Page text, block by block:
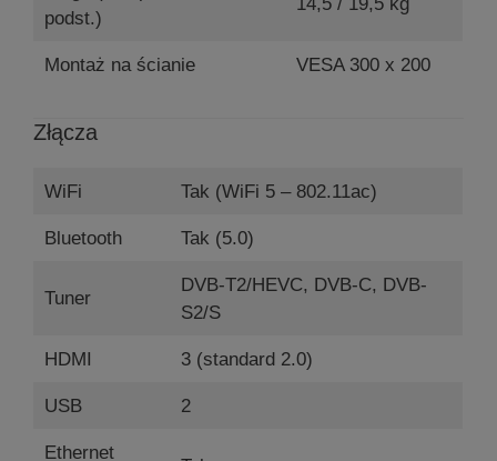
podst.)
14,5 / 19,5 kg
Montaż na ścianie VESA 300 x 200
Złącza
WiFi Tak (WiFi 5 – 802.11ac)
Bluetooth Tak (5.0)
Tuner
DVB-T2/HEVC, DVB-C, DVB-
S2/S
HDMI 3 (standard 2.0)
USB 2
Ethernet